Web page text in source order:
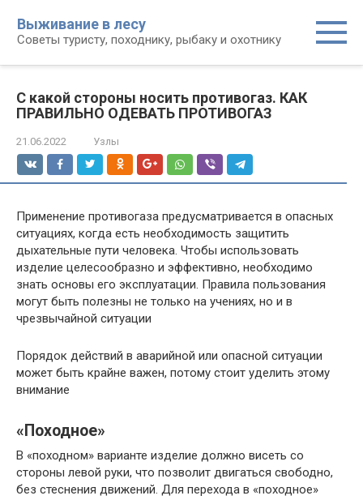
контенту
Выживание в лесу
Советы туристу, походнику, рыбаку и охотнику
С какой стороны носить противогаз. КАК
ПРАВИЛЬНО ОДЕВАТЬ ПРОТИВОГАЗ
21.06.2022 Узлы
Применение противогаза предусматривается в опасных
ситуациях, когда есть необходимость защитить
дыхательные пути человека. Чтобы использовать
изделие целесообразно и эффективно, необходимо
знать основы его эксплуатации. Правила пользования
могут быть полезны не только на учениях, но и в
чрезвычайной ситуации
Порядок действий в аварийной или опасной ситуации
может быть крайне важен, потому стоит уделить этому
внимание
«Походное»
В «походном» варианте изделие должно висеть со
стороны левой руки, что позволит двигаться свободно,
без стеснения движений. Для перехода в «походное»